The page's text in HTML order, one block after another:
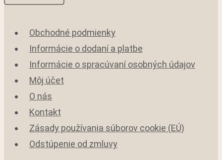
Obchodné podmienky
Informácie o dodaní a platbe
Informácie o spracúvaní osobných údajov
Môj účet
O nás
Kontakt
Zásady používania súborov cookie (EÚ)
Odstúpenie od zmluvy